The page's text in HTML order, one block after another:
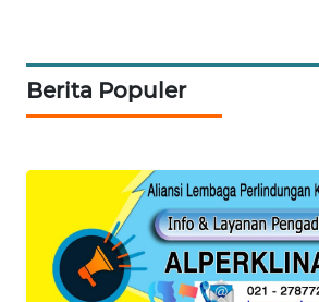
Berita Populer